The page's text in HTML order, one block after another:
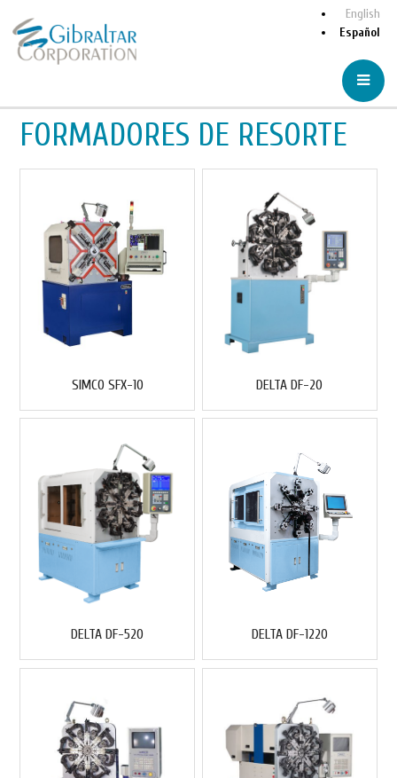
English
Español
FORMADORES DE RESORTE
SIMCO SFX-10 DELTA DF-20
DELTA DF-520 DELTA DF-1220